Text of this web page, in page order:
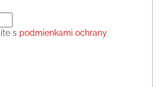
s podmienkami ochrany